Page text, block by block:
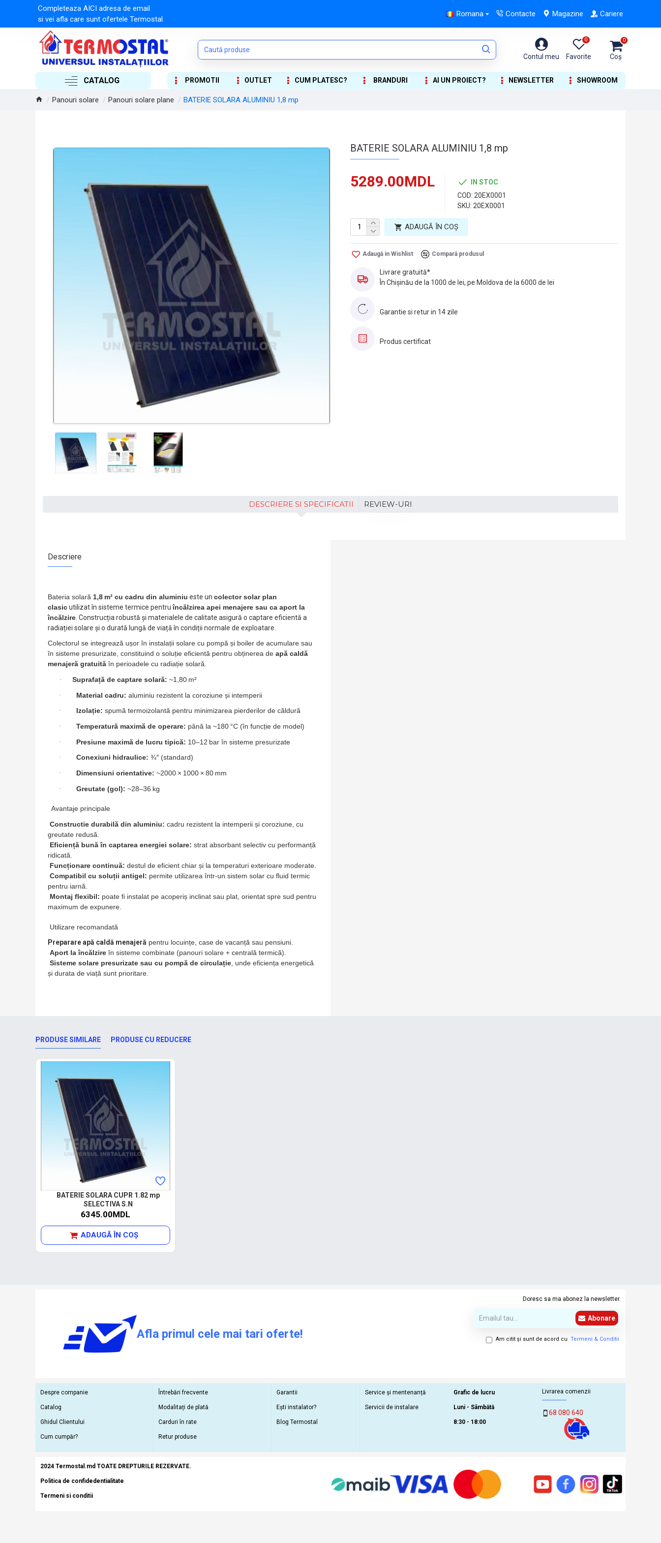
Completeaza AICI adresa de email
si vei afla care sunt ofertele Termostal
Romana Contacte Magazine Cariere
Contul meu Favorite
0
Coș
0
CATALOG PROMOTII OUTLET CUM PLATESC? BRANDURI AI UN PROIECT? NEWSLETTER SHOWROOM
Panouri solare Panouri solare plane BATERIE SOLARA ALUMINIU 1,8 mp
BATERIE SOLARA ALUMINIU 1,8 mp
5289.00MDL
IN STOC
COD: 20EX0001
SKU: 20EX0001
ADAUGĂ ÎN COŞ
Adaugă in Wishlist Compară produsul
Livrare gratuită*
În Chișinău de la 1000 de lei, pe Moldova de la 6000 de lei
Garantie si retur in 14 zile
Produs certificat
DESCRIERE SI SPECIFICATII REVIEW-URI
Descriere
Bateria solară 1,8 m² cu cadru din aluminiu este un colector solar plan
clasicutilizat în sisteme termice pentruîncălzirea apei menajere sau ca aport la
încălzire . Construcția robustă și materialele de calitate asigură o captare eficientă a
radiației solare și o durată lungă de viață în condiții normale de exploatare.
Colectorul se integrează ușor în instalații solare cu pompă și boiler de acumulare sau
în sisteme presurizate, constituind o soluție eficientă pentru obținerea de apă caldă
menajeră gratuită în perioadele cu radiație solară.
· Suprafață de captare solară: ~1,80 m²
·
Material cadru: aluminiu rezistent la coroziune și intemperii
·
Izolație: spumă termoizolantă pentru minimizarea pierderilor de căldură
·
Temperatură maximă de operare: până la ~180 °C (în funcție de model)
·
Presiune maximă de lucru tipică: 10–12 bar în sisteme presurizate
·
Conexiuni hidraulice: ¾″ (standard)
·
Dimensiuni orientative: ~2000 × 1000 × 80 mm
·
Greutate (gol): ~28–36 kg
Avantaje principale
Constructie durabilă din aluminiu: cadru rezistent la intemperii și coroziune, cu
greutate redusă.
Eficiență bună în captarea energiei solare: strat absorbant selectiv cu performanță
ridicată.
Funcționare continuă: destul de eficient chiar și la temperaturi exterioare moderate.
Compatibil cu soluții antigel: permite utilizarea într‑un sistem solar cu fluid termic
pentru iarnă.
Montaj flexibil: poate fi instalat pe acoperiș inclinat sau plat, orientat spre sud pentru
maximum de expunere.
Utilizare recomandată
Preparare apă caldă menajeră pentru locuințe, case de vacanță sau pensiuni.
Aport la încălzire în sisteme combinate (panouri solare + centrală termică).
Sisteme solare presurizate sau cu pompă de circulație , unde eficiența energetică
și durata de viață sunt prioritare.
PRODUSE SIMILARE PRODUSE CU REDUCERE
BATERIE SOLARA CUPR 1.82 mp
SELECTIVA S.N
6345.00MDL
ADAUGĂ ÎN COŞ
Afla primul cele mai tari oferte!
Doresc sa ma abonez la newsletter.
Abonare
Am citit şi sunt de acord cu Termeni & Conditii
Despre companie
Catalog
Ghidul Clientului
Cum cumpăr?
Întrebări frecvente
Modalitați de plată
Carduri în rate
Retur produse
Garantii
Ești instalator?
Blog Termostal
Service și mentenanță
Servicii de instalare
Grafic de lucru
Luni - Sâmbătă
8:30 - 18:00
Livrarea comenzii
68 080 640
2024 Termostal.md TOATE DREPTURILE REZERVATE.
Politica de confidedentialitate
Termeni si conditii